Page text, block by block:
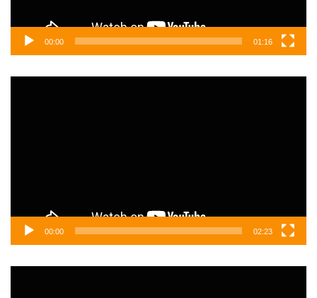
00:00 01:16
00:00 02:23